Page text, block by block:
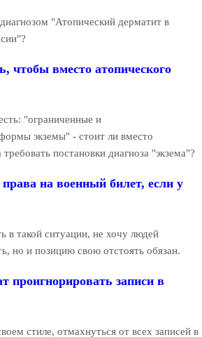
"Атопический дерматит в
чтобы вместо атопического
"ограниченные и
экземы" - стоит ли вместо
постановки диагноза "экзема"?
на военный билет, если у
в такой ситуации, не хочу людей
но и позицию свою отстоять обязан.
проигнорировать записи в
стиле, отмахнуться от всех записей в